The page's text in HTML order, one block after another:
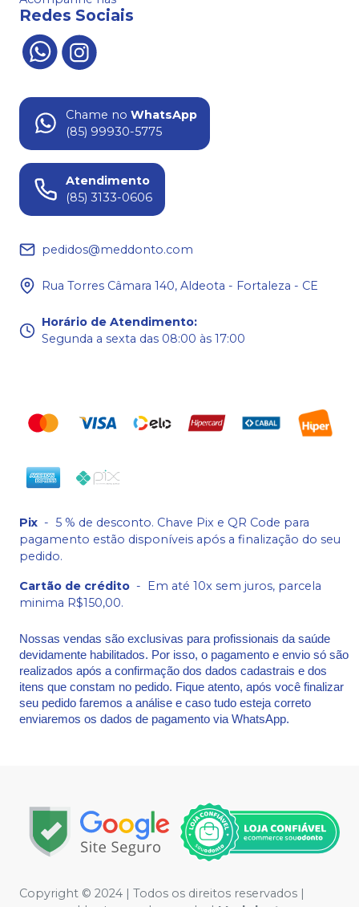
Redes Sociais
Chame no WhatsApp
(85) 99930-5775
Atendimento
(85) 3133-0606
pedidos@meddonto.com
Rua Torres Câmara 140, Aldeota - Fortaleza - CE
Horário de Atendimento:
Segunda a sexta das 08:00 às 17:00
Pix - 5 % de desconto. Chave Pix e QR Code para
pagamento estão disponíveis após a finalização do seu
pedido.
Cartão de crédito - Em até 10x sem juros, parcela
minima R$150,00.
Nossas vendas são exclusivas para profissionais da saúde
devidamente habilitados. Por isso, o pagamento e envio só são
realizados após a confirmação dos dados cadastrais e dos
itens que constam no pedido. Fique atento, após você finalizar
seu pedido faremos a análise e caso tudo esteja correto
enviaremos os dados de pagamento via WhatsApp.
Copyright © 2024 | Todos os direitos reservados |